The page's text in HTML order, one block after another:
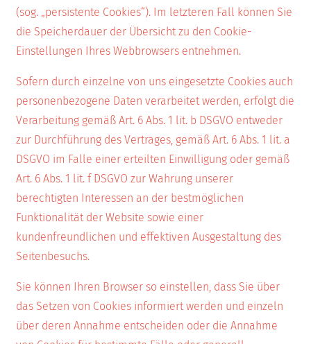
(sog. „persistente Cookies“). Im letzteren Fall können Sie
die Speicherdauer der Übersicht zu den Cookie-
Einstellungen Ihres Webbrowsers entnehmen.
Sofern durch einzelne von uns eingesetzte Cookies auch
personenbezogene Daten verarbeitet werden, erfolgt die
Verarbeitung gemäß Art. 6 Abs. 1 lit. b DSGVO entweder
zur Durchführung des Vertrages, gemäß Art. 6 Abs. 1 lit. a
DSGVO im Falle einer erteilten Einwilligung oder gemäß
Art. 6 Abs. 1 lit. f DSGVO zur Wahrung unserer
berechtigten Interessen an der bestmöglichen
Funktionalität der Website sowie einer
kundenfreundlichen und effektiven Ausgestaltung des
Seitenbesuchs.
Sie können Ihren Browser so einstellen, dass Sie über
das Setzen von Cookies informiert werden und einzeln
über deren Annahme entscheiden oder die Annahme